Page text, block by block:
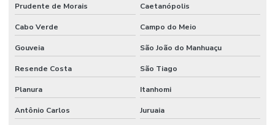
Prudente de Morais Caetanópolis
Cabo Verde Campo do Meio
Gouveia São João do Manhuaçu
Resende Costa São Tiago
Planura Itanhomi
Antônio Carlos Juruaia